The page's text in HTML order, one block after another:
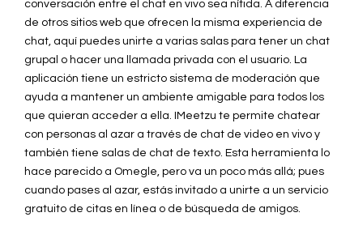
conversación entre el chat en vivo sea nítida. A diferencia
de otros sitios web que ofrecen la misma experiencia de
chat, aquí puedes unirte a varias salas para tener un chat
grupal o hacer una llamada privada con el usuario. La
aplicación tiene un estricto sistema de moderación que
ayuda a mantener un ambiente amigable para todos los
que quieran acceder a ella. IMeetzu te permite chatear
con personas al azar a través de chat de video en vivo y
también tiene salas de chat de texto. Esta herramienta lo
hace parecido a Omegle, pero va un poco más allá; pues
cuando pases al azar, estás invitado a unirte a un servicio
gratuito de citas en línea o de búsqueda de amigos.